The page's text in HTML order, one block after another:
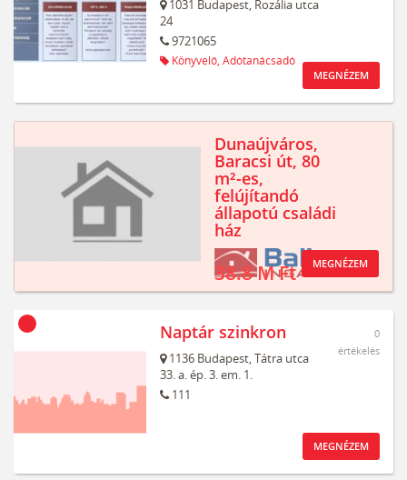
1031 Budapest, Rozália utca
24
9721065
Könyvelő, Adótanácsadó
MEGNÉZEM
Dunaújváros,
Baracsi út, 80
m²-es,
felújítandó
állapotú családi
ház
38.8 M Ft MEGNÉZEM
Naptár szinkron
1136 Budapest,Tátra utca
33. a. ép. 3. em. 1.
111
0
értékelés
MEGNÉZEM